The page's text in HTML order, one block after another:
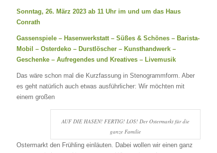
Sonntag, 26. März 2023 ab 11 Uhr im und um das Haus
Conrath
Gassenspiele – Hasenwerkstatt – Süßes & Schönes – Barista-
Mobil – Osterdeko – Durstlöscher – Kunsthandwerk –
Geschenke – Aufregendes und Kreatives – Livemusik
Das wäre schon mal die Kurzfassung in Stenogrammform. Aber
es geht natürlich auch etwas ausführlicher: Wir möchten mit
einem großen
AUF DIE HASEN! FERTIG! LOS! Der Ostermarkt für die
ganze Familie
Ostermarkt den Frühling einläuten. Dabei wollen wir einen ganz